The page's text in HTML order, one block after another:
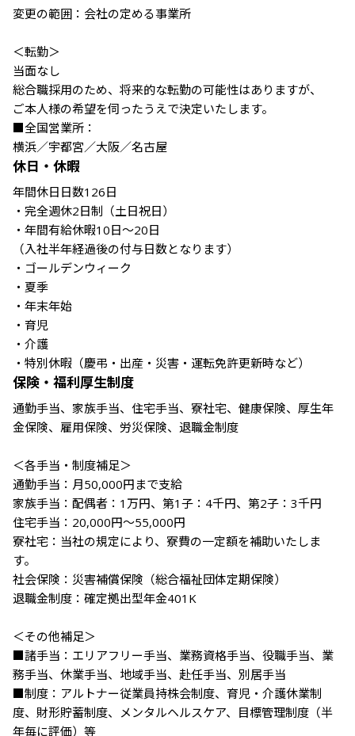
変更の範囲：会社の定める事業所
＜転勤＞
当面なし
総合職採用のため、将来的な転勤の可能性はありますが、
ご本人様の希望を伺ったうえで決定いたします。
■全国営業所：
休日・休暇
年間休日日数126日
・完全週休2日制（土日祝日）
・年間有給休暇10日～20日
（入社半年経過後の付与日数となります）
・ゴールデンウィーク
・夏季
・年末年始
・育児
・介護
・特別休暇（慶弔・出産・災害・運転免許更新時など）
保険・福利厚生制度
通勤手当、家族手当、住宅手当、寮社宅、健康保険、厚生年
金保険、雇用保険、労災保険、退職金制度
＜各手当・制度補足＞
通勤手当：月50,000円まで支給
家族手当：配偶者：1万円、第1子：4千円、第2子：3千円
住宅手当：20,000円～55,000円
寮社宅：当社の規定により、寮費の一定額を補助いたしま
す。
社会保険：災害補償保険（総合福祉団体定期保険）
退職金制度：確定拠出型年金401K
＜その他補足＞
■諸手当：エリアフリー手当、業務資格手当、役職手当、業
務手当、休業手当、地域手当、赴任手当、別居手当
■制度：アルトナー従業員持株会制度、育児・介護休業制
度、財形貯蓄制度、メンタルヘルスケア、目標管理制度（半
年毎に評価）等